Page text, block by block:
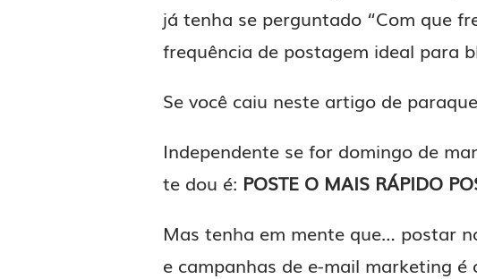
já tenha se perguntado “Com que
frequência de postagem ideal para
Se você caiu neste artigo de
Independente se for domingo de
te dou é: POSTE O MAIS RÁPIDO
Mas tenha em mente que… postar
e campanhas de e-mail marketing é